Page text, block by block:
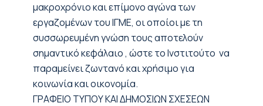
μακροχρόνιο και επίμονο αγώνα των
εργαζομένων του ΙΓΜΕ, οι οποίοι με τη
συσσωρευμένη γνώση τους αποτελούν
σημαντικό κεφάλαιο , ώστε το Ινστιτούτο να
παραμείνει ζωντανό και χρήσιμο για
κοινωνία και οικονομία.
ΓΡΑΦΕΙΟ ΤΥΠΟΥ ΚΑΙ ΔΗΜΟΣΙΩΝ ΣΧΕΣΕΩΝ